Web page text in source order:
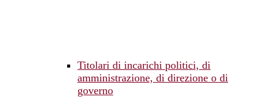
Titolari di incarichi politici, di
amministrazione, di direzione o di
governo